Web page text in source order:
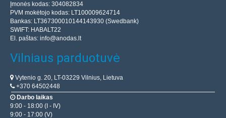
Įdėti į krepšelį
Įmonės kodas: 304082834
PVM mokėtojo kodas: LT100009624714
Bankas: LT367300010144143930 (Swedbank)
SWIFT: HABALT22
El. paštas: info@anodas.lt
Vilniaus parduotuvė
Vytenio g. 20, LT-03229 Vilnius, Lietuva
+370 64502448
Darbo laikas
9:00 - 18:00 (I - IV)
9:00 - 17:00 (V)